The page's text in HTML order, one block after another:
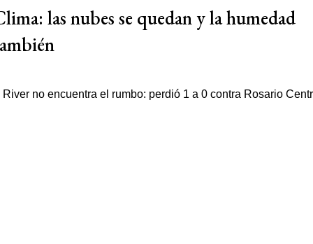
las nubes se quedan y la humedad